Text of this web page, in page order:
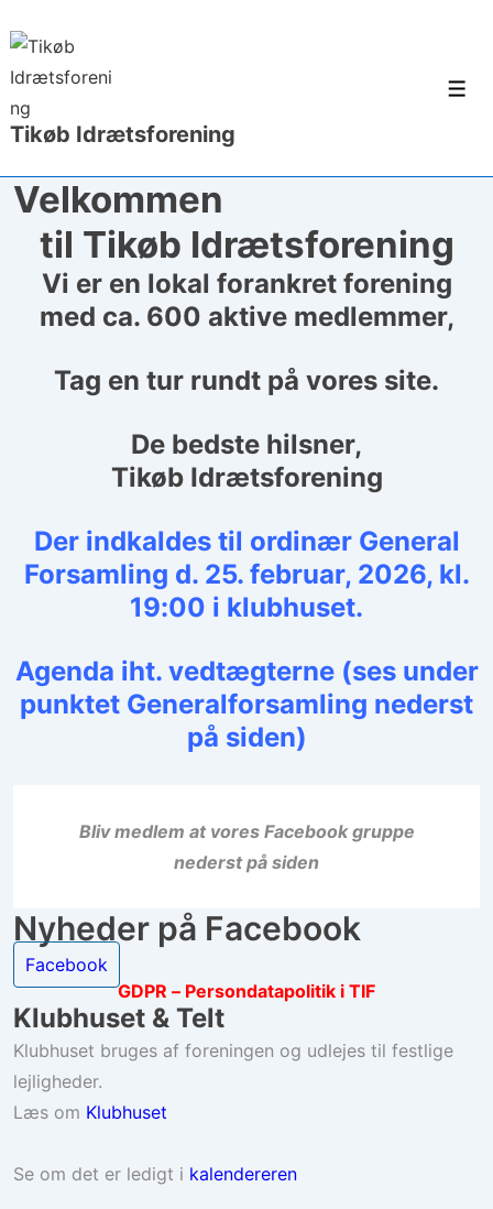
Hop
til
hovedindhold
Tikøb Idrætsforening
Velkommen
til Tikøb Idrætsforening
Vi er en lokal forankret forening
med ca. 600 aktive medlemmer,
Tag en tur rundt på vores site.
De bedste hilsner,
Tikøb Idrætsforening
Der indkaldes til ordinær General
Forsamling d. 25. februar, 2026, kl.
19:00 i klubhuset.
Agenda iht. vedtægterne (ses under
punktet Generalforsamling nederst
på siden)
Bliv medlem at vores Facebook gruppe
nederst på siden
Nyheder på Facebook
Facebook
GDPR – Persondatapolitik i TIF
Klubhuset & Telt
Klubhuset bruges af foreningen og udlejes til festlige
lejligheder.
Læs om Klubhuset
Se om det er ledigt i kalendereren